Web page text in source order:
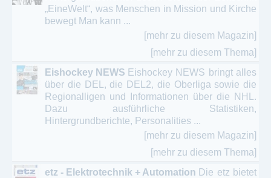
„EineWelt“, was Menschen in Mission und Kirche
bewegt Man kann ...
[mehr zu diesem Magazin]
[mehr zu diesem Thema]
Eishockey NEWS Eishockey NEWS bringt alles
über die DEL, die DEL2, die Oberliga sowie die
Regionalligen und Informationen über die NHL.
Dazu ausführliche Statistiken,
Hintergrundberichte, Personalities ...
[mehr zu diesem Magazin]
[mehr zu diesem Thema]
etz - Elektrotechnik + Automation Die etz bietet